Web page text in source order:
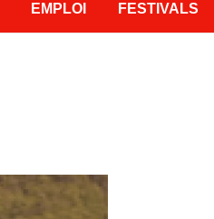
EMPLOI FESTIVALS